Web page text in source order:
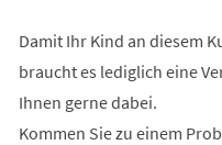
Damit Ihr Kind an diesem
braucht es lediglich eine
Ihnen gerne dabei.
Kommen Sie zu einem